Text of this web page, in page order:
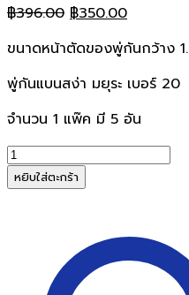
฿396.00 Original
was:
฿396.00.
฿350.00Current
is:
฿350.00.
ขนาดหน้าตัดของพู่กันกว้าง
พู่กันแบนสง่า มยุระ เบอร์ 20
จำนวน 1 แพ๊ค มี 5 อัน
จำนวน
พู่กัน
แบน
หยิบใส่ตะกร้า